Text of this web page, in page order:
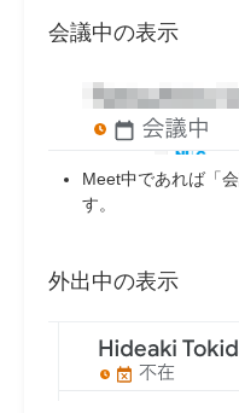
会議中の表示
Meet中であれば「
す。
外出中の表示